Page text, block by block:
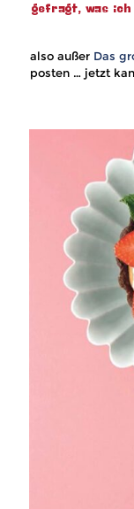
gefragt, was
also außer Das
posten … jetzt